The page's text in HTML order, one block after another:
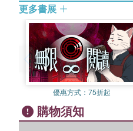
更多書展
優惠方式： 75折起
購物須知